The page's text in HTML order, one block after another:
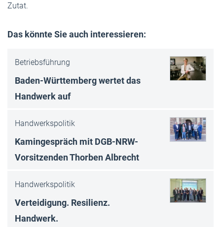
Zutat.
Das könnte Sie auch interessieren:
Betriebsführung
Baden-Württemberg wertet das
Handwerk auf
Handwerkspolitik
Kamingespräch mit DGB-NRW-
Vorsitzenden Thorben Albrecht
Handwerkspolitik
Verteidigung. Resilienz.
Handwerk.